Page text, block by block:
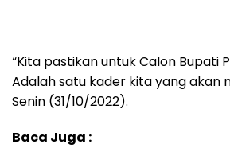
“Kita pastikan untuk Calon Bupati
Adalah satu kader kita yang akan
Senin (31/10/2022).
Baca Juga :